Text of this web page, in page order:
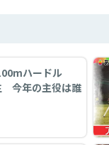
ハードル
今年の主役は誰